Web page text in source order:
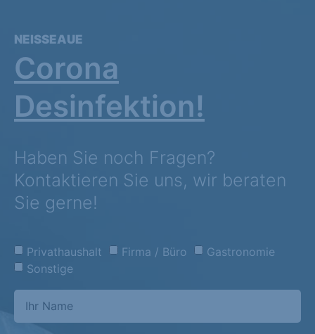
NEISSEAUE
Corona
Desinfektion!
Haben Sie noch Fragen?
Kontaktieren Sie uns, wir beraten
Sie gerne!
Privathaushalt Firma / Büro
Gastronomie
Sonstige